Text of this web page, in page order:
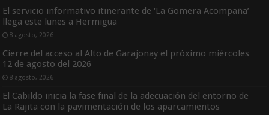
El servicio informativo itinerante de ‘La Gomera Acompaña’
llega este lunes a Hermigua
8 agosto, 2026
Cierre del acceso al Alto de Garajonay el próximo miércoles
12 de agosto del 2026
8 agosto, 2026
El Cabildo inicia la fase final de la adecuación del entorno de
La Rajita con la pavimentación de los aparcamientos